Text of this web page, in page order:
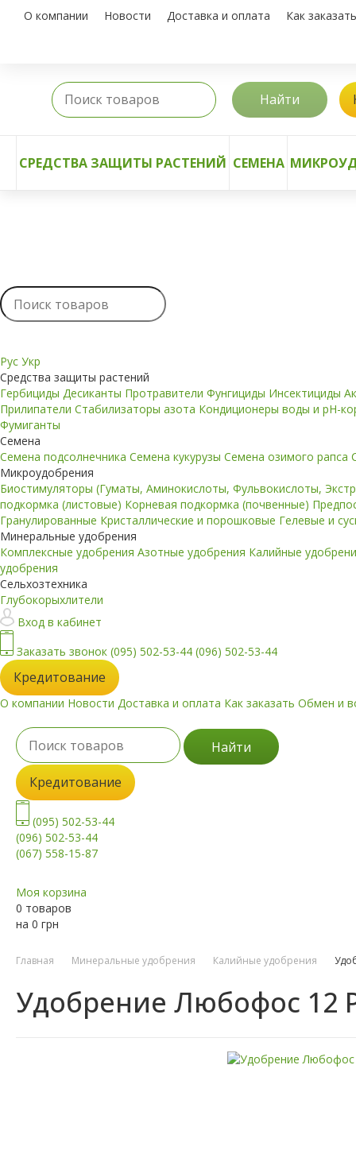
О компании Новости Доставка и оплата Как заказать
Найти
СРЕДСТВА ЗАЩИТЫ РАСТЕНИЙ СЕМЕНА
Рус Укр
Средства защиты растений
Гербициды Десиканты Протравители Фунгициды Инсектициды
Прилипатели Стабилизаторы азота Кондиционеры воды и pH-
Фумиганты
Семена
Семена подсолнечника Семена кукурузы Семена озимого рапса
Микроудобрения
Биостимуляторы (Гуматы, Аминокислоты, Фульвокислоты,
подкормка (листовые) Корневая подкормка (почвенные)
Гранулированные Кристаллические и порошковые Гелевые и
Минеральные удобрения
Комплексные удобрения Азотные удобрения Калийные
удобрения
Сельхозтехника
Глубокорыхлители
Вход в кабинет
Заказать звонок (095) 502-53-44 (096) 502-53-44
Кредитование
О компании Новости Доставка и оплата Как заказать Обмен и
Найти
Кредитование
(095) 502-53-44
(096) 502-53-44
(067) 558-15-87
Моя корзина
0 товаров
на 0 грн
Главная Минеральные удобрения Калийные удобрения
Удобрение Любофос 12